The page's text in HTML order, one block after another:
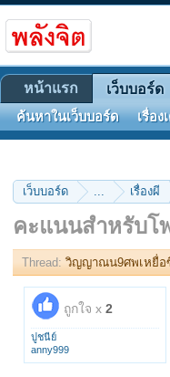
เว็บบอร์ด ... เรื่องผี
คะแนนสำหรับโ
Thread: วิญญาณน9ศพเหยื่อ
ถูกใจ x 2
ปูชนีย์
anny999
หน้าแรก เว็บบอร์ด
ค้นหาในเว็บบอร์ด เรื่อง